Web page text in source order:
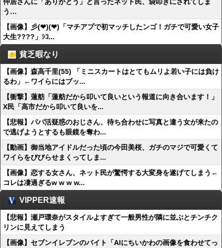
う…
【画像】彡(❤︎)(❤︎)「マチアプで初マッチしたンゴ！ガチで可愛い女子
大生????」ｼｺ...
貧乏暇なり
【画像】森高千里(55) 「ミニスカートはとてもムリよ若い子には負け
るわ」←ワイらにはブッ...
【衝撃】蓮舫「蓮舫だから叩いて良いという報道に向き合います！」
X民「高市だから叩いて良いを...
【悲報】パパ活疑惑のおじさん、待ち合わせに写真と違う女が来たの
で逃げようとするも眼鏡を奪わ...
【動画】御当地アイドルだった頃の今田美桜、ガチのマジで可愛くて
ワイらをびびらせまくってしま...
【画像】恋する女さん、ネット民が驚愕する大変身を遂げてしまう←
コレは凄過ぎるw w w w...
VIPPER速報
【悲報】瀬戸環奈がスタイルよすぎて一般男性が隣に並ぶとチンチク
リンに見えてしまう
【画像】セブンイレブンのバイト「AIにちいかわの画像を食わせてっ